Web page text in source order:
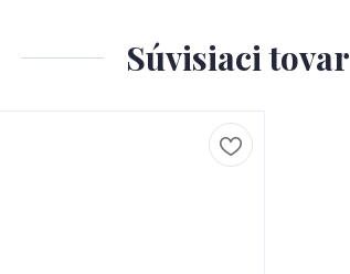
Súvisiaci tovar